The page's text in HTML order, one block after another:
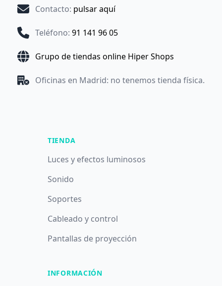
Contacto: pulsar aquí
Teléfono: 91 141 96 05
Grupo de tiendas online Hiper Shops
Oficinas en Madrid: no tenemos tienda física.
TIENDA
Luces y efectos luminosos
Sonido
Soportes
Cableado y control
Pantallas de proyección
INFORMACIÓN